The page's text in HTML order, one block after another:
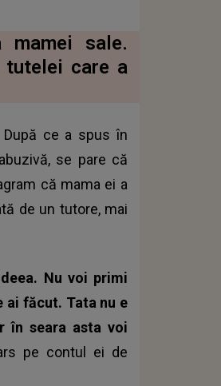
mamei sale.
care a
ce a spus în
se pare că
că mama ei a
de un tutore, mai
Nu voi primi
ai făcut. Tata nu e
în seara asta voi
pe contul ei de